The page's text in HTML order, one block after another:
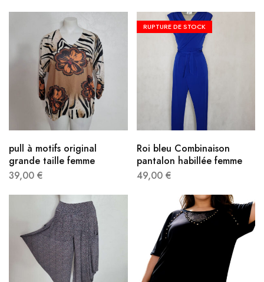
pull à motifs original
grande taille femme
39,00 €
RUPTURE DE STOCK
Roi bleu Combinaison
pantalon habillée femme
49,00 €